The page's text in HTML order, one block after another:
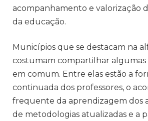
acompanhamento e valorização
da educação.
Municípios que se destacam na
costumam compartilhar algumas
em comum. Entre elas estão a
continuada dos professores, o
frequente da aprendizagem dos
de metodologias atualizadas e a